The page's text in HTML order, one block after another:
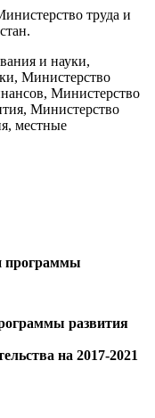
труда и
и науки,
Министерство
Министерство
Министерство
местные
программы
развития
на 2017-2021